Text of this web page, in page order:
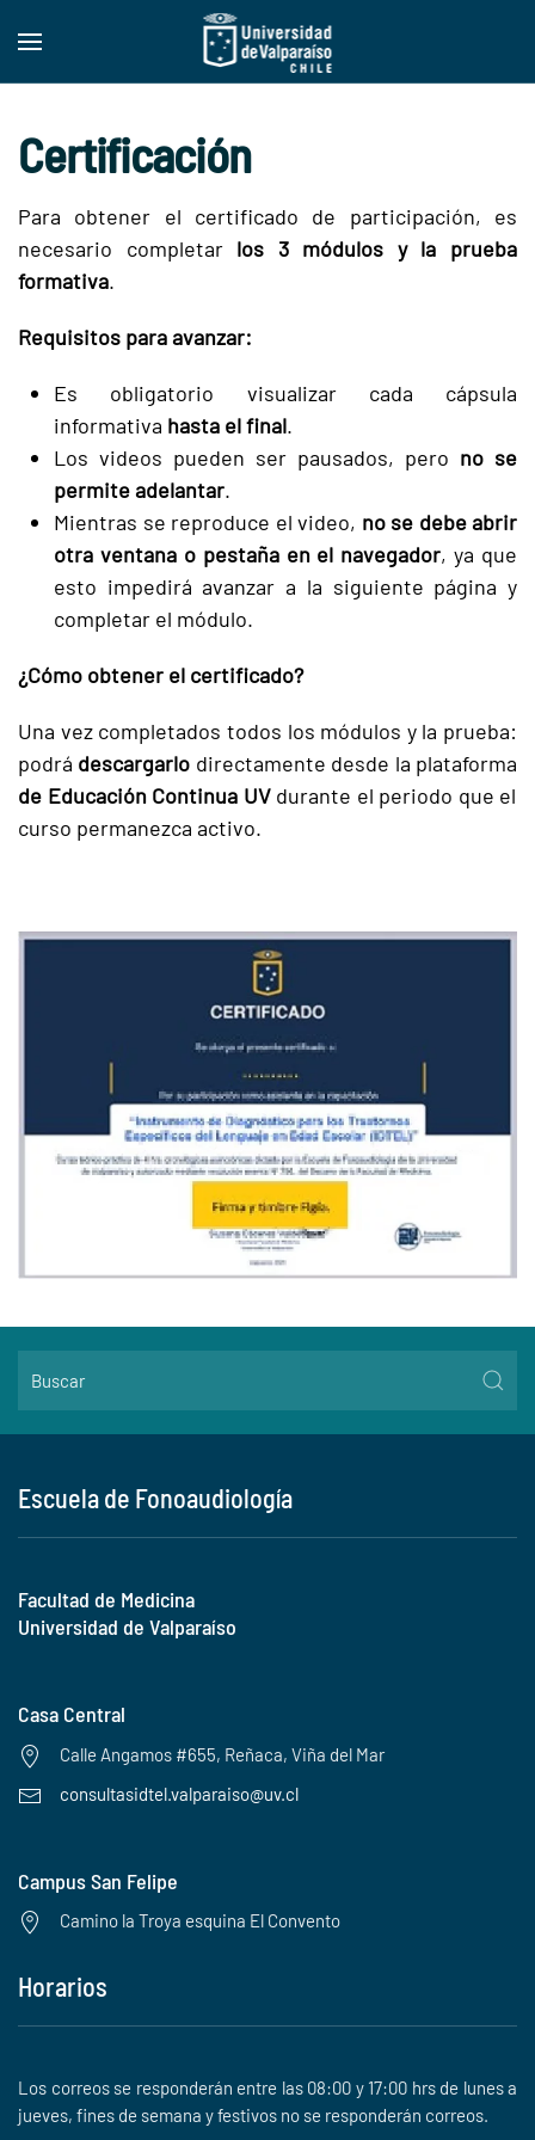
Skip to main content
Certificación
Para obtener el certificado de participación, es
necesario completar los 3 módulos y la prueba
formativa.
Requisitos para avanzar:
Es obligatorio visualizar cada cápsula
informativa hasta el final.
Los videos pueden ser pausados, pero no se
permite adelantar.
Mientras se reproduce el video, no se debe abrir
otra ventana o pestaña en el navegador, ya que
esto impedirá avanzar a la siguiente página y
completar el módulo.
¿Cómo obtener el certificado?
Una vez completados todos los módulos y la prueba:
podrá descargarlo directamente desde la plataforma
de Educación Continua UV durante el periodo que el
curso permanezca activo.
Escuela de Fonoaudiología
Facultad de Medicina
Universidad de Valparaíso
Casa Central
Calle Angamos #655, Reñaca, Viña del Mar
consultasidtel.valparaiso@uv.cl
Campus San Felipe
Camino la Troya esquina El Convento
Horarios
Los correos se responderán entre las 08:00 y 17:00 hrs de lunes a
jueves, fines de semana y festivos no se responderán correos.